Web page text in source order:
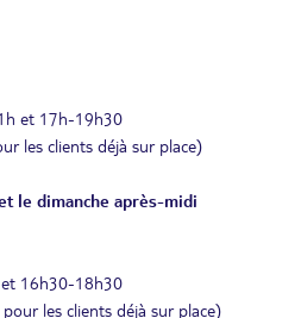
et 17h-19h30
les clients déjà sur place)
le dimanche après-midi
16h30-18h30
les clients déjà sur place)